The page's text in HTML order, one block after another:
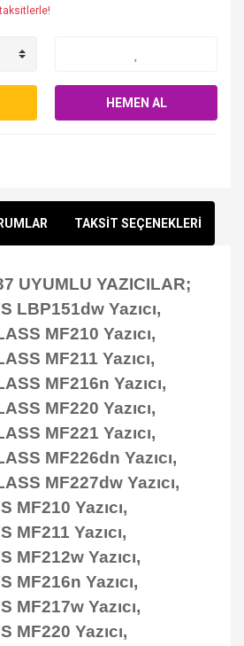
HEMEN AL
TAKSİT SEÇENEKLERİ
UYUMLU YAZICILAR;
LBP151dw Yazıcı,
MF210 Yazıcı,
MF211 Yazıcı,
MF216n Yazıcı,
MF220 Yazıcı,
MF221 Yazıcı,
MF226dn Yazıcı,
MF227dw Yazıcı,
MF210 Yazıcı,
MF211 Yazıcı,
MF212w Yazıcı,
MF216n Yazıcı,
MF217w Yazıcı,
MF220 Yazıcı,